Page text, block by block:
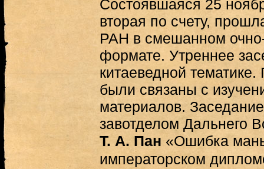
Состоявшаяся 25
вторая по счету,
РАН в смешанном
формате. Утреннее
китаеведной
были связаны с
материалов.
завотделом Дальнего
Т. А. Пан «Ошибка
императорском